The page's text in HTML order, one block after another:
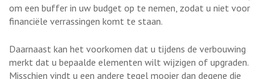
om een buffer in uw budget op te nemen, zodat u niet voor
financiële verrassingen komt te staan.
Daarnaast kan het voorkomen dat u tijdens de verbouwing
merkt dat u bepaalde elementen wilt wijzigen of upgraden.
Misschien vindt u een andere tegel mooier dan degene die